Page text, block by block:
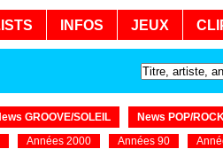
INFOS JEUX
GROOVE/SOLEIL
News POP/
Années 2000 Années 90